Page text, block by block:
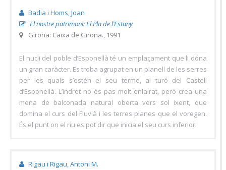
Badia i Homs, Joan
El nostre patrimoni: El Pla de l’Estany
Girona: Caixa de Girona., 1991
El nucli del poble d’Esponellà té un emplaçament que li dóna
un gran caràcter. Es troba agrupat en un planell de les serres
per les quals s’estén el seu terme, al turó del Castell
d’Esponellà. L’indret no és pas molt enlairat, però crea una
mena de balconada natural oberta vers sol ixent, que
domina el curs del Fluvià i les terres planes que el voregen.
És el punt on el riu es pot dir que inicia el seu curs inferior.
Rigau i Rigau, Antoni M.